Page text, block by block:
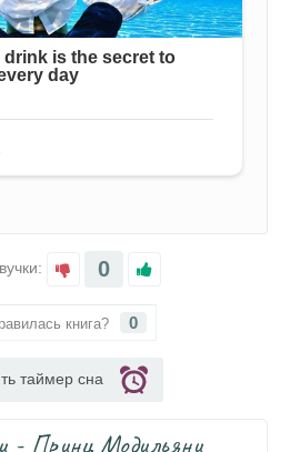
0
книга? 0
таймер сна
- Принц Модильяни